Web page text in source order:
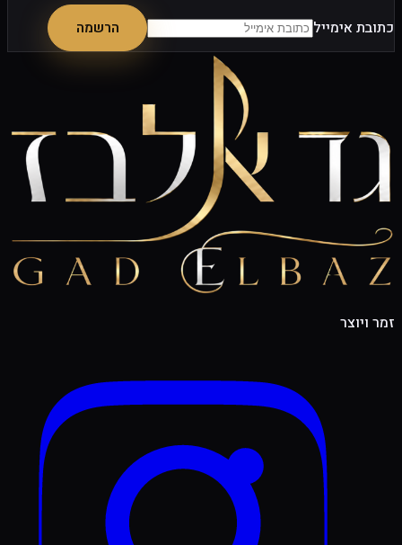
כתובת אימייל הרשמה
זמר ויוצר